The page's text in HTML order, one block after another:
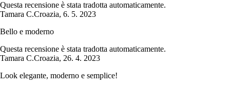
Questa recensione è stata tradotta automaticamente.
Tamara C.Croazia, 6. 5. 2023
Bello e moderno
Questa recensione è stata tradotta automaticamente.
Tamara C.Croazia, 26. 4. 2023
Look elegante, moderno e semplice!